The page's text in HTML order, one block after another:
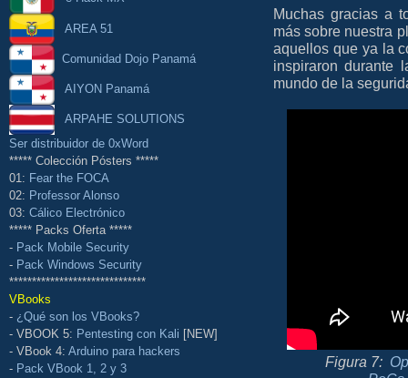
AREA 51
Comunidad Dojo Panamá
AIYON Panamá
ARPAHE SOLUTIONS
Ser distribuidor de 0xWord
***** Colección Pósters *****
01: Fear the FOCA
02: Professor Alonso
03: Cálico Electrónico
***** Packs Oferta *****
- Pack Mobile Security
- Pack Windows Security
******************************
VBooks
- ¿Qué son los VBooks?
- VBOOK 5: Pentesting con Kali [NEW]
- VBook 4: Arduino para hackers
- Pack VBook 1, 2 y 3
Muchas gracias a
más sobre nuestra
aquellos que ya la
inspiraron durante
mundo de la
Figura 7: